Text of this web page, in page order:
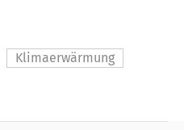
Klimaerwärmung